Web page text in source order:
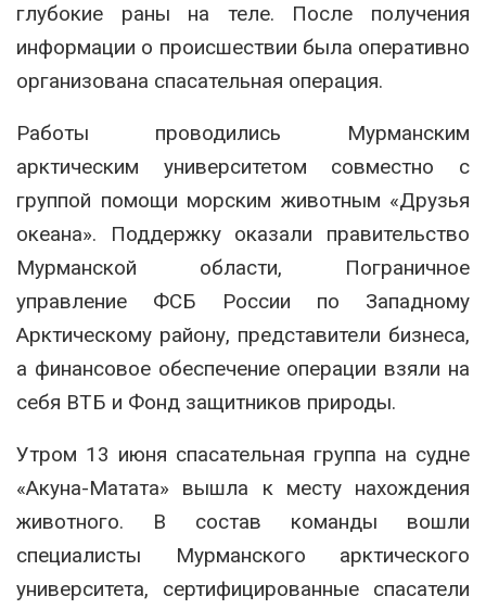
глубокие раны на теле. После получения
информации о происшествии была оперативно
организована спасательная операция.
Работы проводились Мурманским
арктическим университетом совместно с
группой помощи морским животным «Друзья
океана». Поддержку оказали правительство
Мурманской области, Пограничное
управление ФСБ России по Западному
Арктическому району, представители бизнеса,
а финансовое обеспечение операции взяли на
себя ВТБ и Фонд защитников природы.
Утром 13 июня спасательная группа на судне
«Акуна-Матата» вышла к месту нахождения
животного. В состав команды вошли
специалисты Мурманского арктического
университета, сертифицированные спасатели